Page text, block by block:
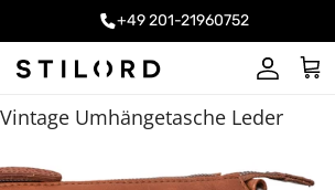
+49 201-21960752
Konto
Umhängetasche Leder